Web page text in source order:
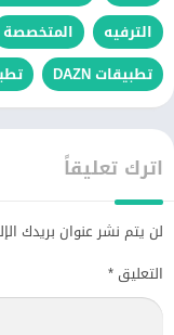
الترفيه
المتخصصة
تطبيقات DAZN
اترك تعليقاً
لن يتم نشر عنوان بريدك
التعليق *